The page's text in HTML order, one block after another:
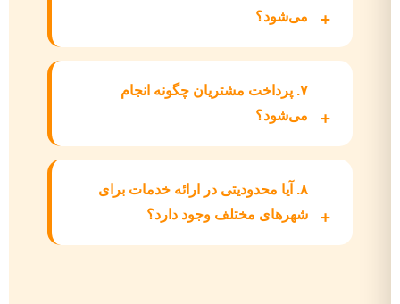
می‌شود؟
۷. پرداخت مشتریان چگونه انجام
می‌شود؟
۸. آیا محدودیتی در ارائه خدمات برای
شهرهای مختلف وجود دارد؟